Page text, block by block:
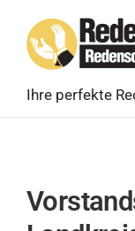
content
Ihre perfekte